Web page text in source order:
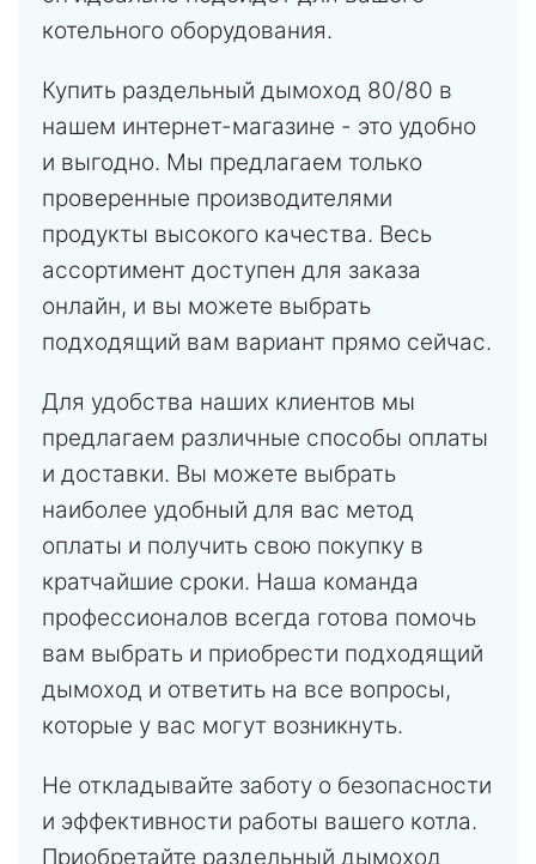
котельного оборудования.
Купить раздельный дымоход 80/80 в
нашем интернет-магазине - это удобно
и выгодно. Мы предлагаем только
проверенные производителями
продукты высокого качества. Весь
ассортимент доступен для заказа
онлайн, и вы можете выбрать
подходящий вам вариант прямо сейчас.
Для удобства наших клиентов мы
предлагаем различные способы оплаты
и доставки. Вы можете выбрать
наиболее удобный для вас метод
оплаты и получить свою покупку в
кратчайшие сроки. Наша команда
профессионалов всегда готова помочь
вам выбрать и приобрести подходящий
дымоход и ответить на все вопросы,
которые у вас могут возникнуть.
Не откладывайте заботу о безопасности
и эффективности работы вашего котла.
Приобретайте раздельный дымоход